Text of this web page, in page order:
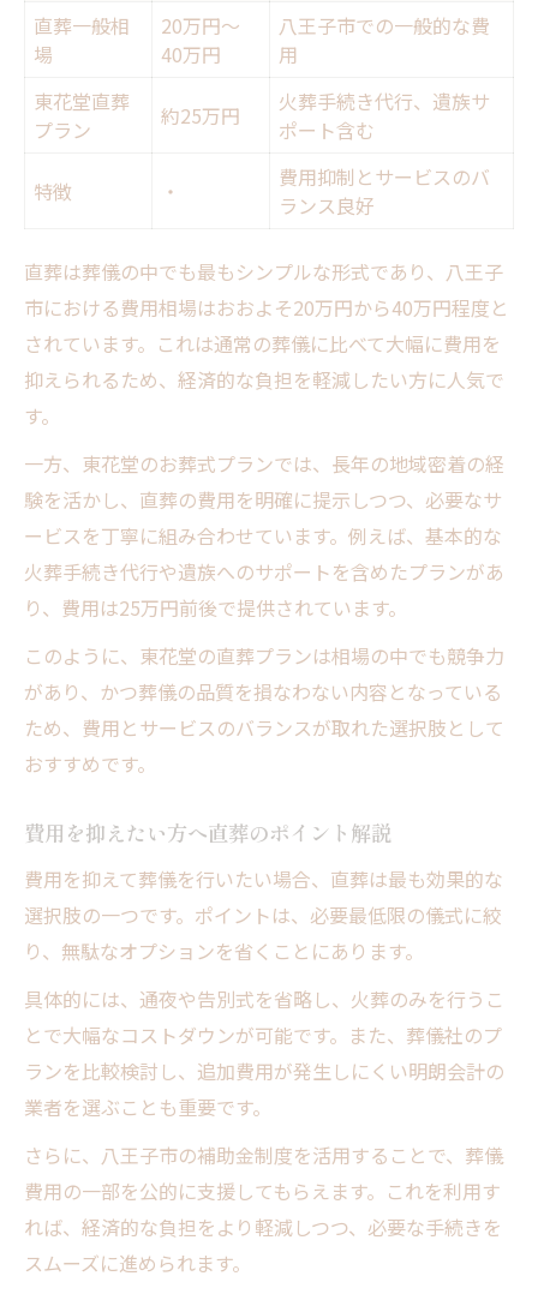
直葬一般相
場
20万円〜
40万円
八王子市での一般的な費
用
東花堂直葬
プラン
約25万円
火葬手続き代行、遺族サ
ポート含む
特徴 ・
費用抑制とサービスのバ
ランス良好
直葬は葬儀の中でも最もシンプルな形式であり、八王子
市における費用相場はおおよそ20万円から40万円程度と
されています。これは通常の葬儀に比べて大幅に費用を
抑えられるため、経済的な負担を軽減したい方に人気で
す。
一方、東花堂のお葬式プランでは、長年の地域密着の経
験を活かし、直葬の費用を明確に提示しつつ、必要なサ
ービスを丁寧に組み合わせています。例えば、基本的な
火葬手続き代行や遺族へのサポートを含めたプランがあ
り、費用は25万円前後で提供されています。
このように、東花堂の直葬プランは相場の中でも競争力
があり、かつ葬儀の品質を損なわない内容となっている
ため、費用とサービスのバランスが取れた選択肢として
おすすめです。
費用を抑えたい方へ直葬のポイント解説
費用を抑えて葬儀を行いたい場合、直葬は最も効果的な
選択肢の一つです。ポイントは、必要最低限の儀式に絞
り、無駄なオプションを省くことにあります。
具体的には、通夜や告別式を省略し、火葬のみを行うこ
とで大幅なコストダウンが可能です。また、葬儀社のプ
ランを比較検討し、追加費用が発生しにくい明朗会計の
業者を選ぶことも重要です。
さらに、八王子市の補助金制度を活用することで、葬儀
費用の一部を公的に支援してもらえます。これを利用す
れば、経済的な負担をより軽減しつつ、必要な手続きを
スムーズに進められます。